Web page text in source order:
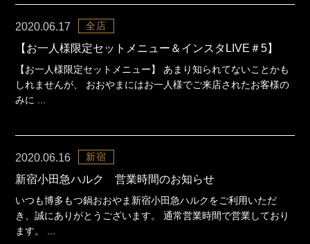
2020.06.17 全店
【お一人様限定セットメニュー＆インスタLIVE＃5】
【お一人様限定セットメニュー】 あまり知られてないことかも
しれませんが、 おおやまにはお一人様でご来店されたお客様の
みに ...
2020.06.16 新宿
新宿小田急ハルク 営業時間のお知らせ
いつも博多もつ鍋おおやま新宿小田急ハルクをご利用いただ
き、誠にありがとうございます。 通常営業時間で営業しており
ます。 ...